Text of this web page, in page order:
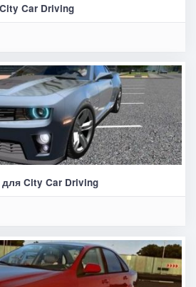
Car Driving
City Car Driving